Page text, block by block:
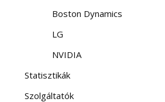
Boston Dynamics
LG
NVIDIA
Statisztikák
Szolgáltatók